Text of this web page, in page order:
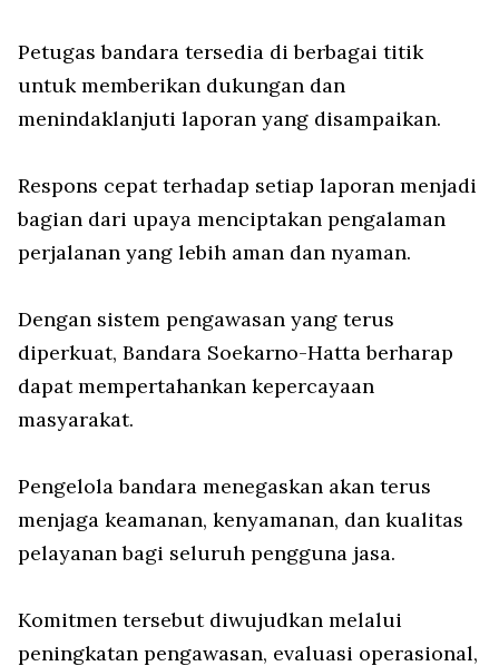
Petugas bandara tersedia di berbagai titik
untuk memberikan dukungan dan
menindaklanjuti laporan yang disampaikan.
Respons cepat terhadap setiap laporan menjadi
bagian dari upaya menciptakan pengalaman
perjalanan yang lebih aman dan nyaman.
Dengan sistem pengawasan yang terus
diperkuat, Bandara Soekarno-Hatta berharap
dapat mempertahankan kepercayaan
masyarakat.
Pengelola bandara menegaskan akan terus
menjaga keamanan, kenyamanan, dan kualitas
pelayanan bagi seluruh pengguna jasa.
Komitmen tersebut diwujudkan melalui
peningkatan pengawasan, evaluasi operasional,